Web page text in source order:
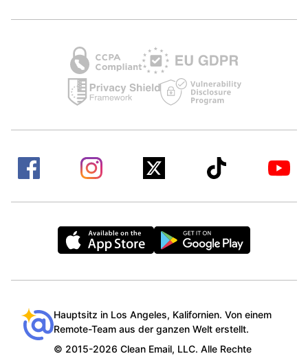
Hauptsitz in Los Angeles, Kalifornien. Von einem
Remote-Team aus der ganzen Welt erstellt.
© 2015-2026 Clean Email, LLC. Alle Rechte